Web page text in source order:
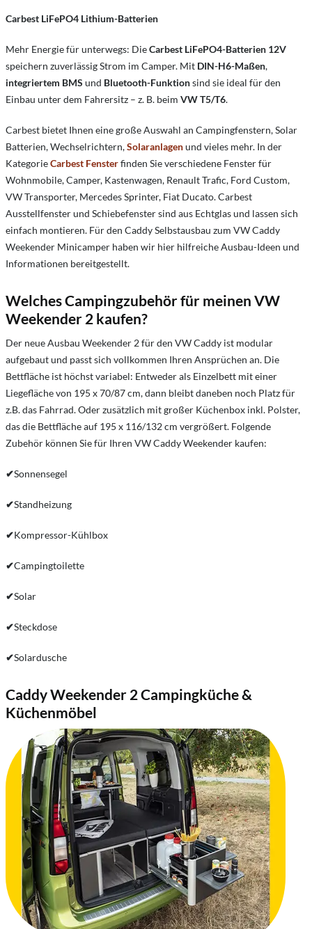
Carbest LiFePO4 Lithium-Batterien
Mehr Energie für unterwegs: DieCarbest LiFePO4-Batterien 12V
speichern zuverlässig Strom im Camper. Mit DIN-H6-Maßen,
integriertem BMS und Bluetooth-Funktionsind sie ideal für den
Einbau unter dem Fahrersitz – z. B. beim VW T5/T6.
Carbest bietet Ihnen eine große Auswahl an Campingfenstern, Solar
Batterien, Wechselrichtern,Solaranlagenund vieles mehr. In der
KategorieCarbest Fensterfinden Sie verschiedene Fenster für
Wohnmobile, Camper, Kastenwagen, Renault Trafic, Ford Custom,
VW Transporter, Mercedes Sprinter, Fiat Ducato. Carbest
Ausstellfenster und Schiebefenster sind aus Echtglas und lassen sich
einfach montieren. Für den Caddy Selbstausbau zum VW Caddy
Weekender Minicamper haben wir hier hilfreiche Ausbau-Ideen und
Informationen bereitgestellt.
Welches Campingzubehör für meinen VW
Weekender 2 kaufen?
Der neue Ausbau Weekender 2 für den VW Caddy ist modular
aufgebaut und passt sich vollkommen Ihren Ansprüchen an. Die
Bettfläche ist höchst variabel: Entweder als Einzelbett mit einer
Liegefläche von 195 x 70/87 cm, dann bleibt daneben noch Platz für
z.B. das Fahrrad. Oder zusätzlich mit großer Küchenbox inkl. Polster,
das die Bettfläche auf 195 x 116/132 cm vergrößert. Folgende
Zubehör können Sie für Ihren VW Caddy Weekender kaufen:
✔Sonnensegel
✔Standheizung
✔Kompressor-Kühlbox
✔Campingtoilette
✔Solar
✔Steckdose
✔Solardusche
Caddy Weekender 2 Campingküche &
Küchenmöbel